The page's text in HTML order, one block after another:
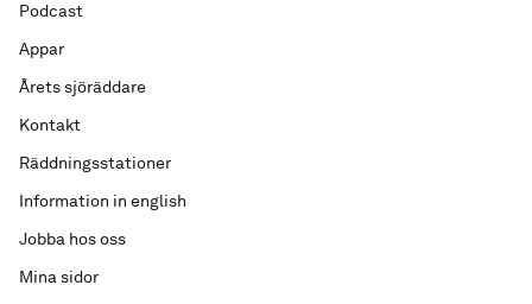
Podcast
Appar
Årets sjöräddare
Kontakt
Räddningsstationer
Information in english
Jobba hos oss
Mina sidor